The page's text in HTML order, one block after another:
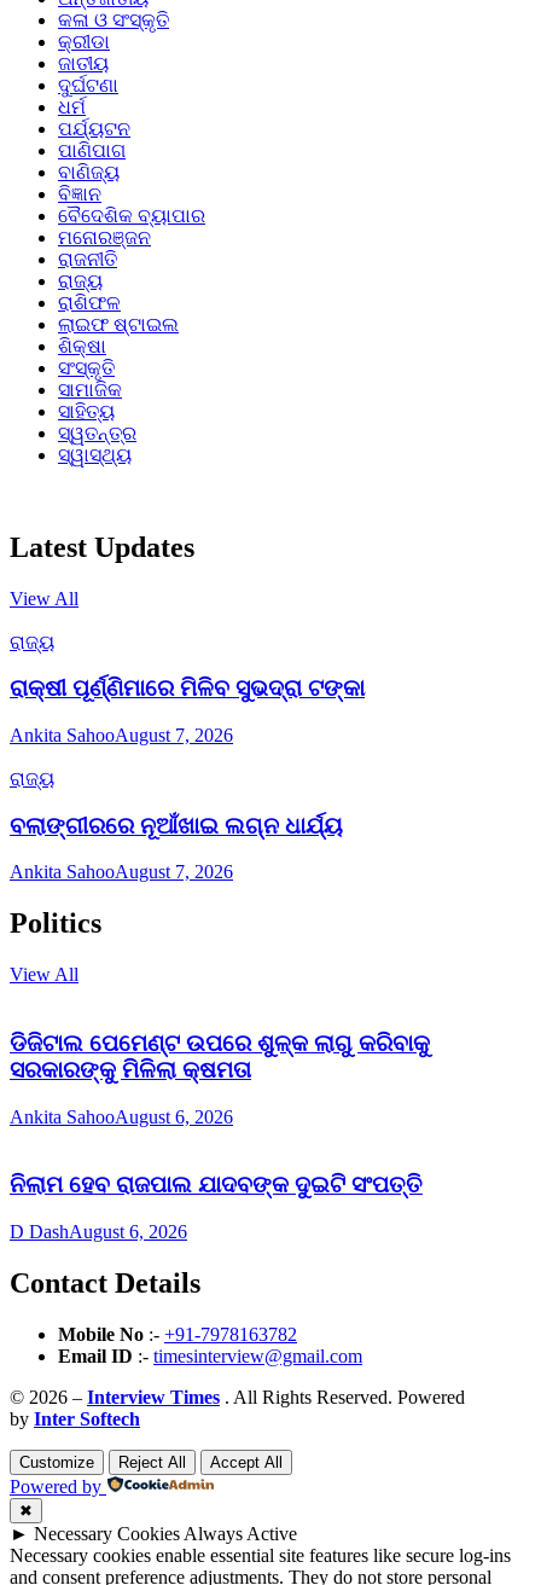
କଳା ଓ ସଂସ୍କୃତି
କ୍ରୀଡା
ଜାତୀୟ
ଦୁର୍ଘଟଣା
ଧର୍ମ
ପର୍ଯ୍ୟଟନ
ପାଣିପାଗ
ବାଣିଜ୍ୟ
ବିଜ୍ଞାନ
ବୈଦେଶିକ ବ୍ୟାପାର
ମନୋରଞ୍ଜନ
ରାଜନୀତି
ରାଜ୍ୟ
ରାଶିଫଳ
ଲାଇଫ ଷ୍ଟାଇଲ
ଶିକ୍ଷା
ସଂସ୍କୃତି
ସାମାଜିକ
ସାହିତ୍ୟ
ସ୍ୱତନ୍ତ୍ର
ସ୍ୱାସ୍ଥ୍ୟ
Latest Updates
View All
ରାଜ୍ୟ
ରାକ୍ଷୀ ପୂର୍ଣ୍ଣିମାରେ ମିଳିବ ସୁଭଦ୍ରା ଟଙ୍କା
Ankita SahooAugust 7, 2026
ରାଜ୍ୟ
ବଲାଙ୍ଗୀରରେ ନୂଆଁଖାଇ ଲଗ୍ନ ଧାର୍ଯ୍ୟ
Ankita SahooAugust 7, 2026
Politics
View All
ଡିଜିଟାଲ ପେମେଣ୍ଟ ଉପରେ ଶୁଳ୍କ ଲାଗୁ କରିବାକୁ
ସରକାରଙ୍କୁ ମିଳିଲା କ୍ଷମତା
Ankita SahooAugust 6, 2026
ନିଲାମ ହେବ ରାଜପାଲ ଯାଦବଙ୍କ ଦୁଇଟି ସଂପତ୍ତି
D DashAugust 6, 2026
Contact Details
Mobile No :- +91-7978163782
Email ID :- timesinterview@gmail.com
© 2026 – Interview Times . All Rights Reserved. Powered
by Inter Softech
Customize Reject All Accept All
Powered by
✖
► Necessary Cookies Always Active
Necessary cookies enable essential site features like secure log-ins
and consent preference adjustments. They do not store personal